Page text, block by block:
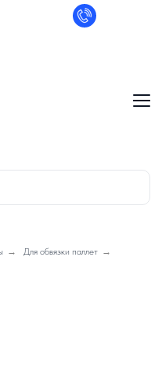
→ Для обвязки паллет →